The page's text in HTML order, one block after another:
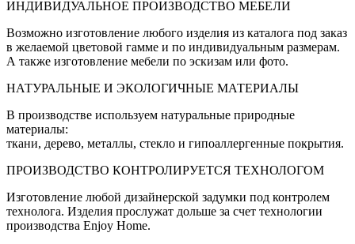
ИНДИВИДУАЛЬНОЕ ПРОИЗВОДСТВО МЕБЕЛИ
Возможно изготовление любого изделия из каталога под заказ
в желаемой цветовой гамме и по индивидуальным размерам.
А также изготовление мебели по эскизам или фото.
НАТУРАЛЬНЫЕ И ЭКОЛОГИЧНЫЕ МАТЕРИАЛЫ
В производстве используем натуральные природные
материалы:
ткани, дерево, металлы, стекло и гипоаллергенные покрытия.
ПРОИЗВОДСТВО КОНТРОЛИРУЕТСЯ ТЕХНОЛОГОМ
Изготовление любой дизайнерской задумки под контролем
технолога. Изделия прослужат дольше за счет технологии
производства Enjoy Home.